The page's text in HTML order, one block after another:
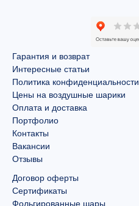
Гарантия и возврат
Интересные статьи
Политика конфиденциальности
Цены на воздушные шарики
Оплата и доставка
Портфолио
Контакты
Вакансии
Отзывы
Договор оферты
Сертификаты
Фольгированные шары